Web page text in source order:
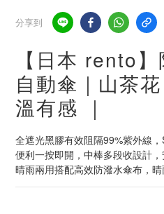
分享到
【日本 rento
自動傘｜山茶
溫有感 ｜
全遮光黑膠有效阻隔99%紫外線
便利一按即開，中棒多段收設計
晴雨兩用搭配高效防潑水傘布，